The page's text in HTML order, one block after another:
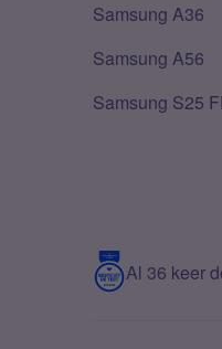
Samsung A36
Samsung A56
Samsung S25
Al 36 keer